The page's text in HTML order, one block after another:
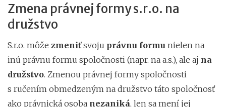
Zmena právnej formy s.r.o. na
družstvo
S.r.o. môže zmeniťsvoju právnu formu nielen na
inú právnu formu spoločnosti (napr. na a.s.), ale aj na
družstvo. Zmenou právnej formy spoločnosti
s ručením obmedzeným na družstvo táto spoločnosť
ako právnická osoba nezaniká, len sa mení jej